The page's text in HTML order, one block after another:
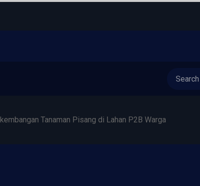
Tanaman Pisang di Lahan P2B Warga